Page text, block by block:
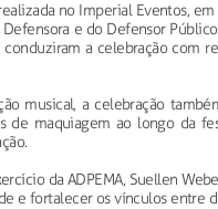
no Imperial Eventos,
e do Defensor
a celebração com
musical, a celebração
de maquiagem ao longo da
da ADPEMA, Suellen
e fortalecer os vínculos entre